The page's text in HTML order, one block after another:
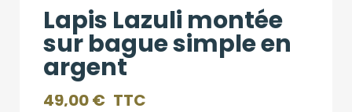
Lapis Lazuli montée
sur bague simple en
argent
49,00 € TTC